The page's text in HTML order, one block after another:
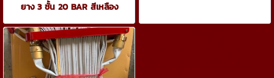
ยาง 3 ชั้น 20 BAR สีเหลือง